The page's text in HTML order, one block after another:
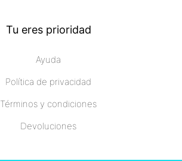
Tu eres prioridad
Ayuda
Política de privacidad
Términos y condiciones
Devoluciones